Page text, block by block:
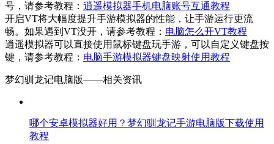
号，请参考教程： 逍遥模拟器手机电脑账号互通教程
开启VT将大幅度提升手游模拟器的性能，让手游运行更流
畅。如果遇到VT没开，请参考教程： 电脑怎么开VT教程
逍遥模拟器可以直接使用鼠标键盘玩手游，可以自定义键盘按
键，请参考教程： 电脑手游模拟器键盘映射使用教程
梦幻驯龙记电脑版——相关资讯
哪个安卓模拟器好用？梦幻驯龙记手游电脑版下载使用
教程